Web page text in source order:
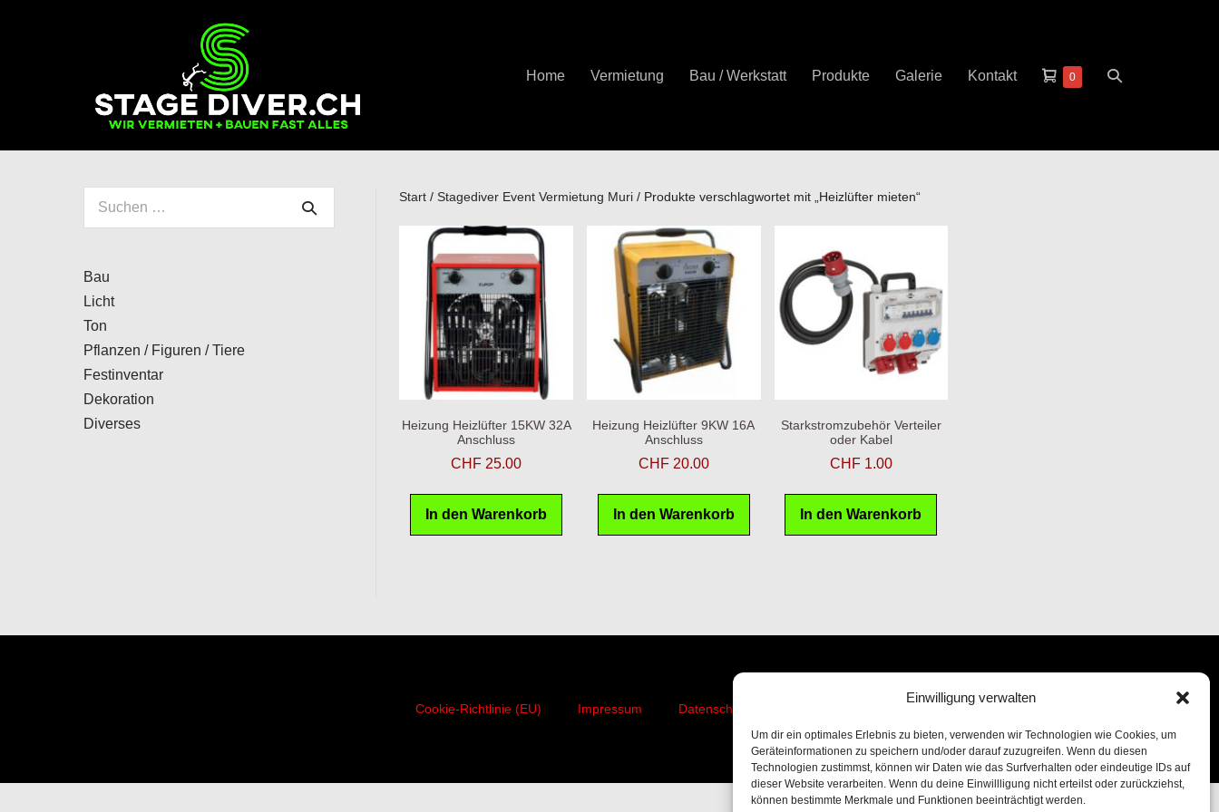
Einwilligung verwalten
Um dir ein optimales Erlebnis zu bieten, verwenden wir Technologien wie Cookies, um
Geräteinformationen zu speichern und/oder darauf zuzugreifen. Wenn du diesen
Technologien zustimmst, können wir Daten wie das Surfverhalten oder eindeutige IDs auf
dieser Website verarbeiten. Wenn du deine Einwillligung nicht erteilst oder zurückziehst,
können bestimmte Merkmale und Funktionen beeinträchtigt werden.
Home
Vermietung Bau / Werkstatt Produkte Galerie Kontakt Warenkorb
0ElementeSuche-
Suchen
Bau
Licht
Ton
Pflanzen / Figuren / Tiere
Festinventar
Dekoration
Diverses
Start / Stagediver Event Vermietung Muri / Produkte verschlagwortet mit „Heizlüfter mieten“
Heizung Heizlüfter 15KW 32A
Anschluss
CHF 25.00
In den Warenkorb
Heizung Heizlüfter 9KW 16A
Anschluss
CHF20.00
In den Warenkorb
Starkstromzubehör Verteiler
oder Kabel
CHF1.00
In den Warenkorb
Cookie-Richtlinie (EU) Impressum Datenschutzerklärung